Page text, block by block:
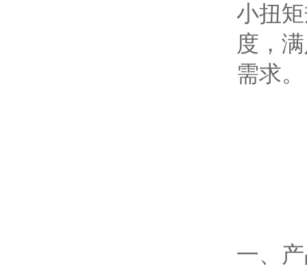
小扭
度，
需求。
一、